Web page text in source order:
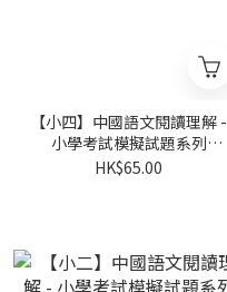
【小四】中國語文閱讀理解 -
小學考試模擬試題系列
(Joint Us)
HK$65.00